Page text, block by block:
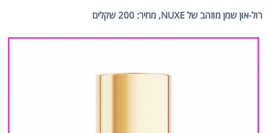
רול-און שמן מוזהב של NUXE, מחיר: 200 שקלים